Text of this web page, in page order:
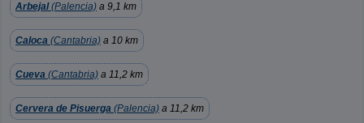
Arbejal(Palencia) a 9,1 km
Caloca (Cantabria) a 10 km
Cueva (Cantabria) a 11,2 km
Cervera de Pisuerga (Palencia) a 11,2 km